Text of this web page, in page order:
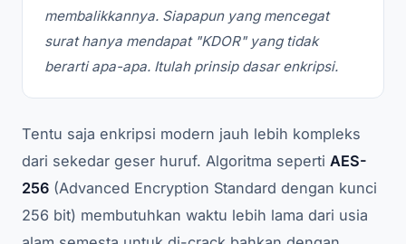
membalikkannya. Siapapun yang mencegat
surat hanya mendapat "KDOR" yang tidak
berarti apa-apa. Itulah prinsip dasar enkripsi.
Tentu saja enkripsi modern jauh lebih kompleks
dari sekedar geser huruf. Algoritma seperti AES-
256 (Advanced Encryption Standard dengan kunci
256 bit) membutuhkan waktu lebih lama dari usia